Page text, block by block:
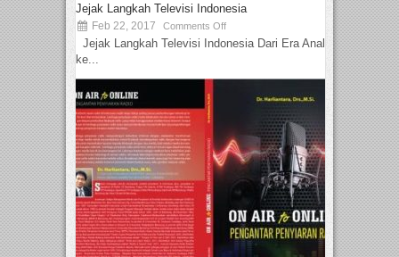
Jejak Langkah Televisi Indonesia
Feb 22, 2017 Comments Off
Jejak Langkah Televisi Indonesia Dari Era Analog
ke...